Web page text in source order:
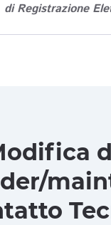
di Registrazione